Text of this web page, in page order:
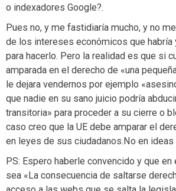
o indexadores Google?.
Pues no, y me fastidiaría mucho, y no
de los intereses económicos que habría
para hacerlo. Pero la realidad es que si
amparada en el derecho de «una
le dejara vendernos por ejemplo
que nadie en su sano juicio podría
transitoria» para proceder a su cierre o
caso creo que la UE debe amparar el
en leyes de sus ciudadanos.No en
PS: Espero haberle convencido y que
sea «La consecuencia de saltarse